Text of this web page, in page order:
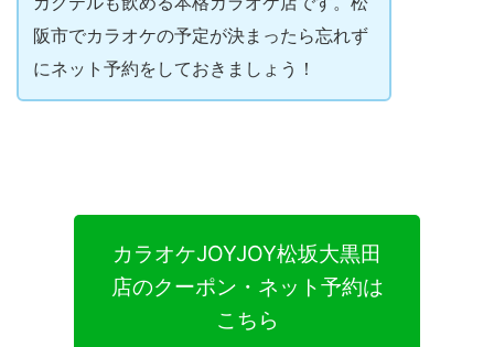
阪市でカラオケの予定が決まったら忘れず
にネット予約をしておきましょう！
カラオケJOYJOY松坂大黒田
店のクーポン・ネット予約は
こちら